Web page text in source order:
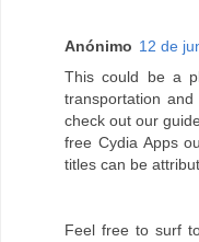
Anónimo 12 de
This could be a
transportation
check out our
free Cydia Apps
titles can be
Feel free to surf